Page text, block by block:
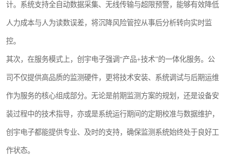
计。系统支持全自动数据采集、无线传输与超限预警，能够有效降低
人力成本与人为读数误差，将沉降风险管控从事后分析转向实时监
控。
其次，在服务模式上，创宇电子强调“产品+技术”的一体化服务。公
司不仅提供高品质的监测硬件，更将技术安装、系统调试与后期运维
作为服务的核心组成部分。无论是前期监测方案的规划，还是设备安
装过程中的技术指导，亦或是系统运行期间的定期校准与数据维护，
创宇电子都能提供专业、及时的支持，确保监测系统始终处于良好工
作状态。